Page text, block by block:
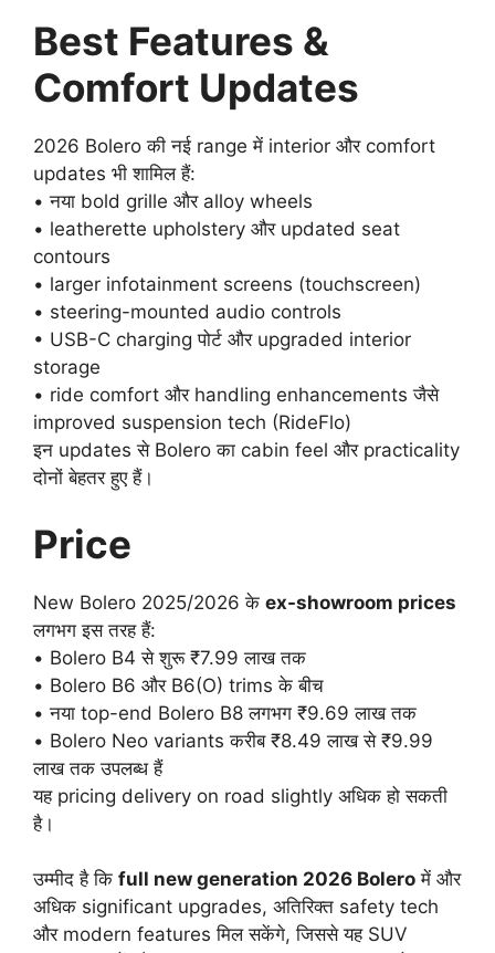
Best Features &
Comfort Updates
2026 Bolero की नई range में interior और comfort
updates भी शामिल हैं:
• नया bold grille और alloy wheels
• leatherette upholstery और updated seat
contours
• larger infotainment screens (touchscreen)
• steering-mounted audio controls
• USB-C charging पोर्ट और upgraded interior
storage
• ride comfort और handling enhancements जैसे
improved suspension tech (RideFlo)
इन updates से Bolero का cabin feel और practicality
दोनों बेहतर हुए हैं।
Price
New Bolero 2025/2026 के ex-showroom prices
लगभग इस तरह हैं:
• Bolero B4 से शुरू ₹7.99 लाख तक
• Bolero B6 और B6(O) trims के बीच
• नया top-end Bolero B8 लगभग ₹9.69 लाख तक
• Bolero Neo variants करीब ₹8.49 लाख से ₹9.99
लाख तक उपलब्ध हैं
यह pricing delivery on road slightly अधिक हो सकती
है।
उम्मीद है कि full new generation 2026 Bolero में और
अधिक significant upgrades, अतिरिक्त safety tech
और modern features मिल सकेंगे, जिससे यह SUV